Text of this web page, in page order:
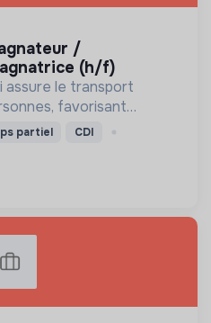
(h/f)
le transport
favorisant
développant une
sociales.
partiel CDI